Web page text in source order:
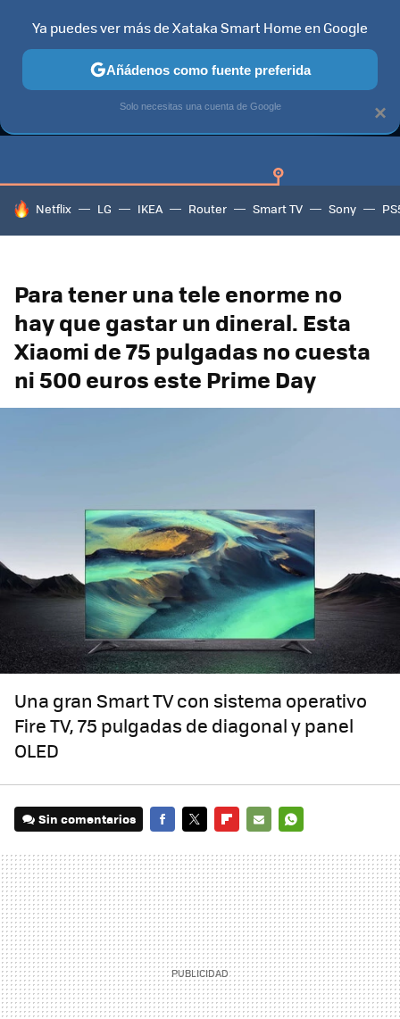
GUÍAS DE COMPRA CAZANDO GANGAS OFERTAS EN
HOY SE HABLA DE
Netflix LG IKEA Router Smart TV Sony
Para tener una tele enorme no
hay que gastar un dineral. Esta
Xiaomi de 75 pulgadas no cuesta
ni 500 euros este Prime Day
Una gran Smart TV con sistema operativo
Fire TV, 75 pulgadas de diagonal y panel
OLED
Sin comentarios
MAIL
×
Ya puedes ver más de Xataka Smart Home en Google
Añádenos como fuente preferida
Solo necesitas una cuenta de Google